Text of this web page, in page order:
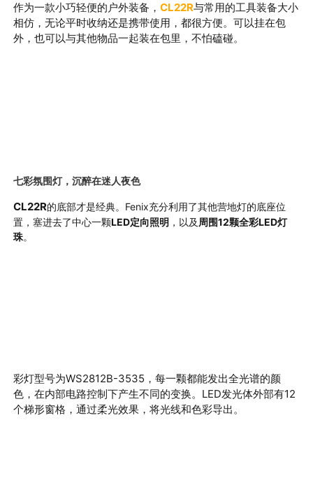
作为一款小巧轻便的户外装备，CL22R与常用的工具装备大小
相仿，无论平时收纳还是携带使用，都很方便。可以挂在包
外，也可以与其他物品一起装在包里，不怕磕碰。
七彩氛围灯，沉醉在迷人夜色
CL22R的底部才是经典。Fenix充分利用了其他营地灯的底座位
置，塞进去了中心一颗LED定向照明 ，以及周围12颗全彩LED灯
珠。
彩灯型号为WS2812B-3535 ，每一颗都能发出全光谱的颜
色，在内部电路控制下产生不同的变换。LED发光体外部有12
个梯形窗格，通过柔光效果，将光线和色彩导出。